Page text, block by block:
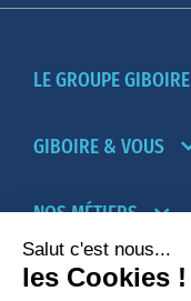
LE GROUPE GIBOIRE
GIBOIRE & VOUS
NOS MÉTIERS
PARTENAIRES